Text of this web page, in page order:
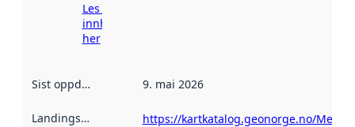
Les meir om
innhenting
her
Sist oppdatert 9. mai 2026
Landingsside
https://kartkatalog.geonorge.no/